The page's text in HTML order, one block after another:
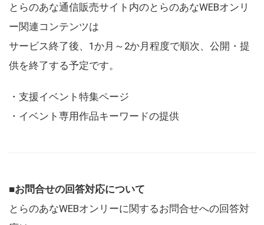
とらのあな通信販売サイト内のとらのあなWEBオンリ
ー関連コンテンツは
サービス終了後、1か月～2か月程度で順次、公開・提
供を終了する予定です。
・支援イベント特集ページ
・イベント専用作品キーワードの提供
■お問合せの回答対応について
とらのあなWEBオンリーに関するお問合せへの回答対